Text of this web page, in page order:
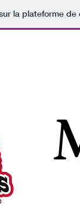
la plateforme